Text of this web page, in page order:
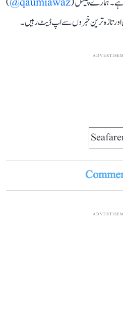
تازہ ترین خبروں سے اپ ڈیٹ رہیں۔